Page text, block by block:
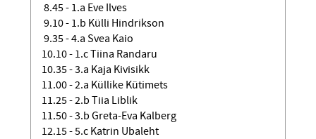
8.45 - 1.a Eve Ilves
9.10 - 1.b Külli Hindrikson
9.35 - 4.a Svea Kaio
10.10 - 1.c Tiina Randaru
10.35 - 3.a Kaja Kivisikk
11.00 - 2.a Küllike Kütimets
11.25 - 2.b Tiia Liblik
11.50 - 3.b Greta-Eva Kalberg
12.15 - 5.c Katrin Ubaleht